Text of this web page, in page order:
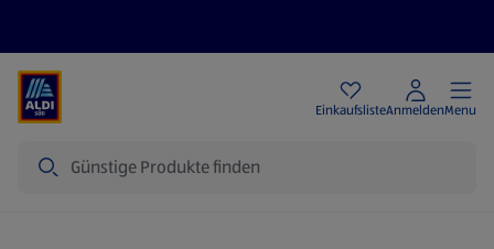
EinkaufslisteAnmeldenMenu